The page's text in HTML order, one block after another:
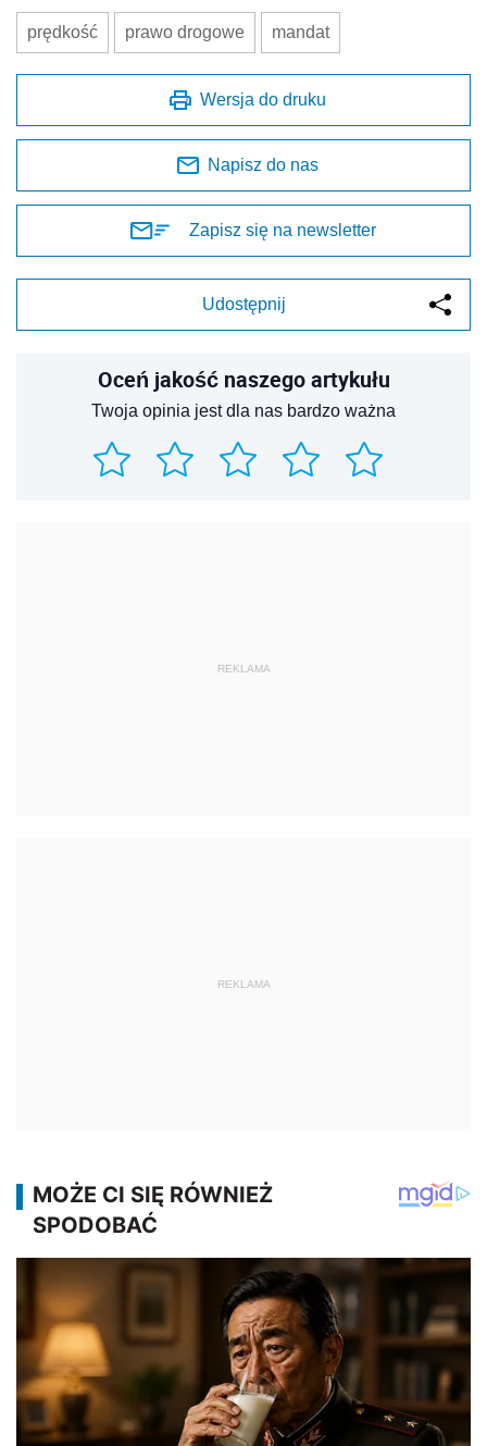
prędkość prawo drogowe mandat
Wersja do druku
Napisz do nas
Zapisz się na newsletter
Udostępnij
Oceń jakość naszego artykułu
Twoja opinia jest dla nas bardzo ważna
REKLAMA
REKLAMA